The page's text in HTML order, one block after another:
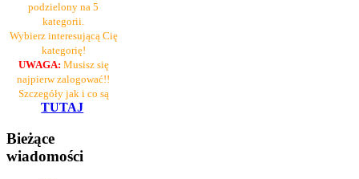
podzielony na 5
kategorii.
Wybierz interesującą Cię
kategorię!
UWAGA: Musisz się
najpierw zalogować!!
Szczegóły jak i co są
TUTAJ
Bieżące
wiadomości